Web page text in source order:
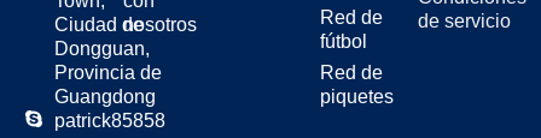
Ciudad de
Dongguan,
Provincia de
Guangdong
patrick85858
nosotros
Red de
fútbol
Red de
piquetes
de servicio